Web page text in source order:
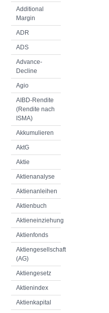
Additional
Margin
ADR
ADS
Advance-
Decline
Agio
AIBD-Rendite
(Rendite nach
ISMA)
Akkumulieren
AktG
Aktie
Aktienanalyse
Aktienanleihen
Aktienbuch
Aktieneinziehung
Aktienfonds
Aktiengesellschaft
(AG)
Aktiengesetz
Aktienindex
Aktienkapital